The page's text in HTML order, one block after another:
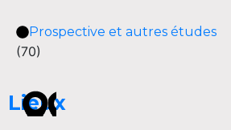
Prospective et autres études
(70)
Lieux